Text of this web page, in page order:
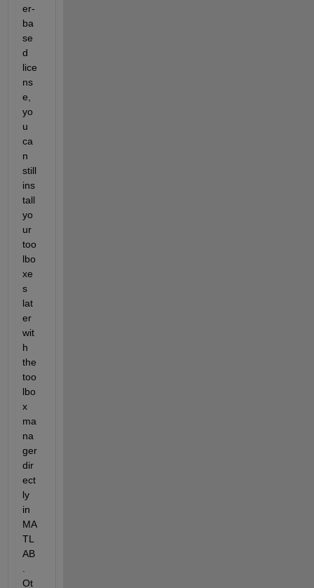
er-
ba
se
d
lice
ns
e,
yo
u
ca
n
still
ins
tall
yo
ur
too
lbo
xe
s
lat
er
wit
h
the
too
lbo
x
ma
na
ger
dir
ect
ly
in
MA
TL
AB
Ot